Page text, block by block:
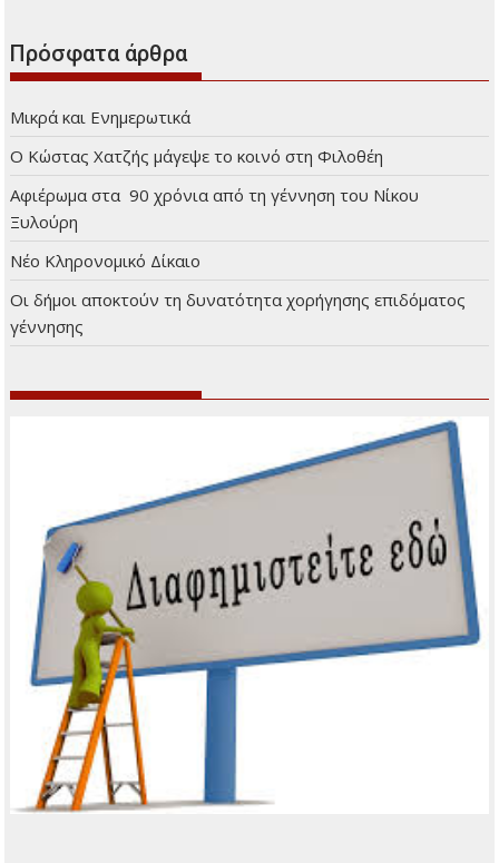
Πρόσφατα άρθρα
Μικρά και Ενημερωτικά
Ο Κώστας Χατζής μάγεψε το κοινό στη Φιλοθέη
Αφιέρωμα στα 90 χρόνια από τη γέννηση του Νίκου
Ξυλούρη
Νέο Κληρονομικό Δίκαιο
Οι δήμοι αποκτούν τη δυνατότητα χορήγησης επιδόματος
γέννησης